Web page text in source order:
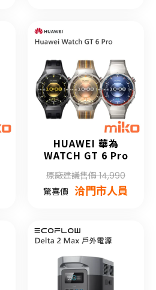
HUAWEI 華為
WATCH GT 6 Pro
原廠建議售價 14,990
驚喜價 洽門市人員